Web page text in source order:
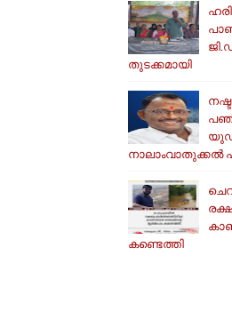
തുടക്കമായി
നാലാംവാതുക്കൽ
കണ്ടെത്തി